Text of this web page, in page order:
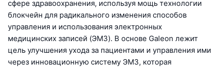
сфере здравоохранения, используя мощь технологии
блокчейн для радикального изменения способов
управления и использования электронных
медицинских записей (ЭМЗ). В основе Galeon лежит
цель улучшения ухода за пациентами и управления ими
через инновационную систему ЭМЗ, которая